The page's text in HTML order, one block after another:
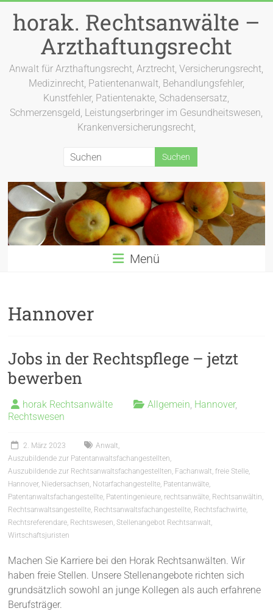
Inhalt
springen
horak. Rechtsanwälte –
Arzthaftungsrecht
Anwalt für Arzthaftungsrecht, Arztrecht, Versicherungsrecht,
Medizinrecht, Patientenanwalt, Behandlungsfehler,
Kunstfehler, Patientenakte, Schadensersatz,
Schmerzensgeld, Leistungserbringer im Gesundheitswesen,
Krankenversicherungsrecht,
Menü
Hannover
Jobs in der Rechtspflege – jetzt
bewerben
horak Rechtsanwälte Allgemein Hannover,
Rechtswesen
2. März 2023 Anwalt
Auszubildende zur Patentanwaltsfachangestellten
Auszubildende zur Rechtsanwaltsfachangestellten Fachanwalt ,freie Stelle
Hannover, Niedersachsen Notarfachangestellte Patentanwälte
Patentanwaltsfachangestellte Patentingenieure rechtsanwälte Rechtsanwältin
Rechtsanwaltsangestellte Rechtsanwaltsfachangestellte Rechtsfachwirte
Rechtsreferendare Rechtswesen ,Stellenangebot Rechtsanwalt
Wirtschaftsjuristen
Machen Sie Karriere bei den Horak Rechtsanwälten. Wir
haben freie Stellen. Unsere Stellenangebote richten sich
grundsätzlich sowohl an junge Kollegen als auch erfahrene
Berufsträger.